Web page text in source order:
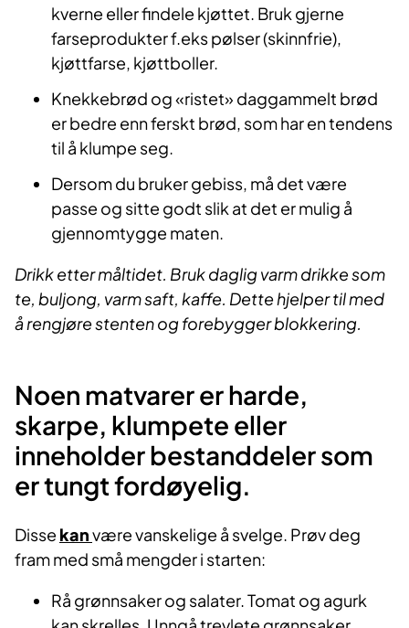
kverne eller findele kjøttet. Bruk gjerne
farseprodukter f.eks pølser (skinnfrie),
kjøttfarse, kjøttboller.
Knekkebrød og «ristet» daggammelt brød
er bedre enn ferskt brød, som har en tendens
til å klumpe seg.
Dersom du bruker gebiss, må det være
passe og sitte godt slik at det er mulig å
gjennomtygge maten.
Drikk etter måltidet. Bruk daglig varm drikke som
te, buljong, varm saft, kaffe. Dette hjelper til med
å rengjøre stenten og forebygger blokkering.
Noen matvarer er harde,
skarpe, klumpete eller
inneholder bestanddeler som
er tungt fordøyelig.
Disse kanvære vanskelige å svelge. Prøv deg
fram med små mengder i starten:
Rå grønnsaker og salater. Tomat og agurk